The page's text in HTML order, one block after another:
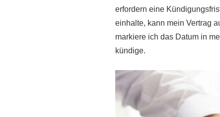
erfordern eine
einhalte, kann mein Vertrag
markiere ich das Datum in
kündige.